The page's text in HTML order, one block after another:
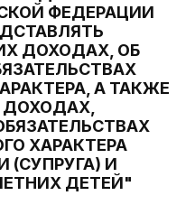
ФЕДЕРАЦИИ
ДОХОДАХ, ОБ
А ТАКЖЕ
ДОХОДАХ,
ХАРАКТЕРА
(СУПРУГА) И
ДЕТЕЙ"